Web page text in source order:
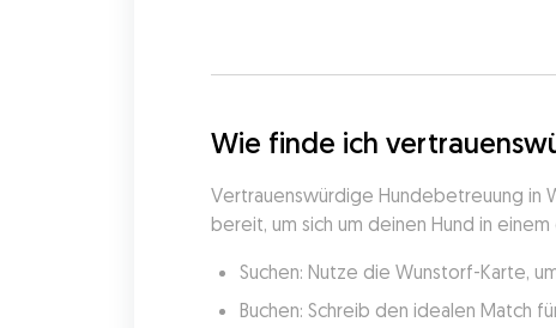
Wie finde ich
Vertrauenswürdige Hundebetreuung in
bereit, um sich um deinen Hund in
Suchen: Nutze die Wunstorf-Karte,
Buchen: Schreib den idealen Match